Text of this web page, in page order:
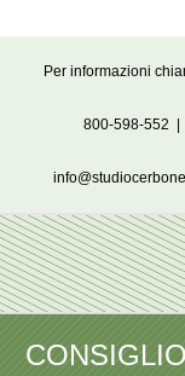
Per informazioni
800-598-552